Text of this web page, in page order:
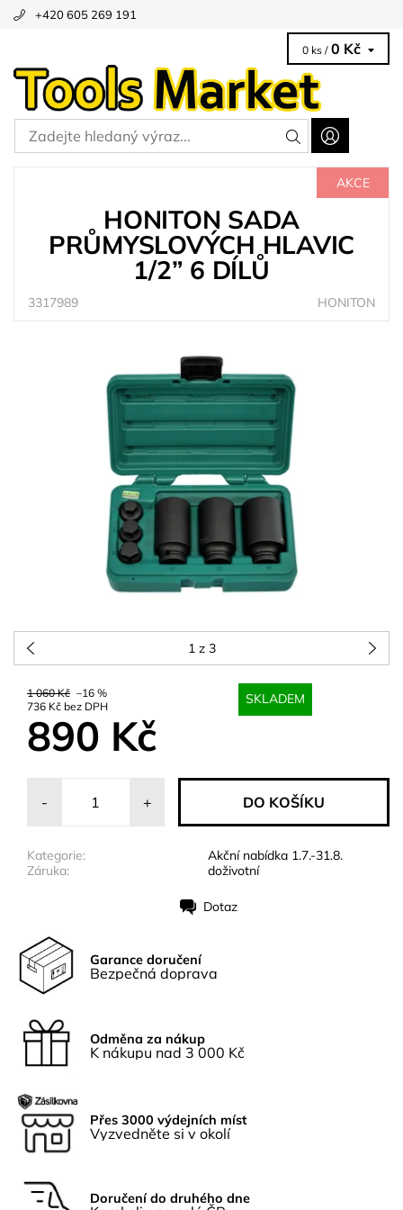
+420 605 269 191
0 ks / 0 Kč
AKCE
HONITON SADA
PRŮMYSLOVÝCH HLAVIC
1/2” 6 DÍLŮ
3317989 HONITON
1z 3
1 060 Kč –16 %
736 Kč bez DPH
SKLADEM
890 Kč
- +
Kategorie:
Akční nabídka 1.7.-31.8.
Záruka:
doživotní
Dotaz
Garance doručení
Bezpečná doprava
Odměna za nákup
K nákupu nad 3 000 Kč
Přes 3000 výdejních míst
Vyzvedněte si v okolí
Doručení do druhého dne